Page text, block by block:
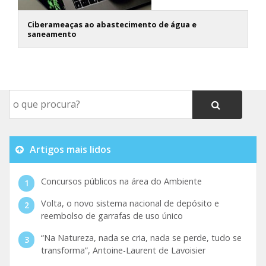
Ciberameaças ao abastecimento de água e
saneamento
Artigos mais lidos
Concursos públicos na área do Ambiente
Volta, o novo sistema nacional de depósito e
reembolso de garrafas de uso único
“Na Natureza, nada se cria, nada se perde, tudo se
transforma”, Antoine-Laurent de Lavoisier